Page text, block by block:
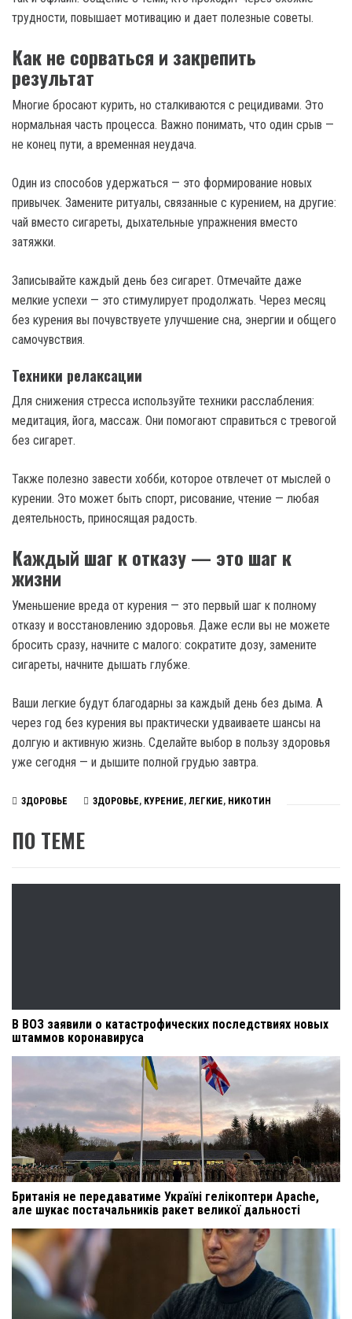
трудности, повышает мотивацию и дает полезные советы.
Как не сорваться и закрепить
результат
Многие бросают курить, но сталкиваются с рецидивами. Это
нормальная часть процесса. Важно понимать, что один срыв —
не конец пути, а временная неудача.
Один из способов удержаться — это формирование новых
привычек. Замените ритуалы, связанные с курением, на другие:
чай вместо сигареты, дыхательные упражнения вместо
затяжки.
Записывайте каждый день без сигарет. Отмечайте даже
мелкие успехи — это стимулирует продолжать. Через месяц
без курения вы почувствуете улучшение сна, энергии и общего
самочувствия.
Техники релаксации
Для снижения стресса используйте техники расслабления:
медитация, йога, массаж. Они помогают справиться с тревогой
без сигарет.
Также полезно завести хобби, которое отвлечет от мыслей о
курении. Это может быть спорт, рисование, чтение — любая
деятельность, приносящая радость.
Каждый шаг к отказу — это шаг к
жизни
Уменьшение вреда от курения — это первый шаг к полному
отказу и восстановлению здоровья. Даже если вы не можете
бросить сразу, начните с малого: сократите дозу, замените
сигареты, начните дышать глубже.
Ваши легкие будут благодарны за каждый день без дыма. А
через год без курения вы практически удваиваете шансы на
долгую и активную жизнь. Сделайте выбор в пользу здоровья
уже сегодня — и дышите полной грудью завтра.
ЗДОРОВЬЕ ЗДОРОВЬЕ, КУРЕНИЕ, ЛЕГКИЕ, НИКОТИН
ПО ТЕМЕ
В ВОЗ заявили о катастрофических последствиях новых
штаммов коронавируса
Британія не передаватиме Україні гелікоптери Apache,
але шукає постачальників ракет великої дальності